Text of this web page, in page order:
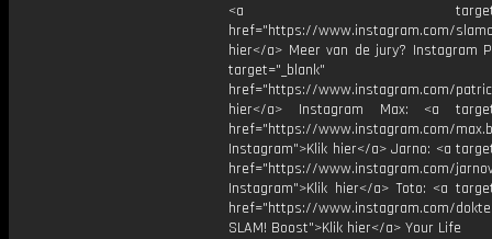
<a
href="https://www.instagram.com/
hier</a> Meer van de jury? Instagram
target="_blank"
href="https://www.instagram.com/
hier</a> Instagram Max: <a
href="https://www.instagram.com/
Instagram">Klik hier</a> Jarno: <a
href="https://www.instagram.com/
Instagram">Klik hier</a> Toto: <a
href="https://www.instagram.com/
SLAM! Boost">Klik hier</a> Your Life